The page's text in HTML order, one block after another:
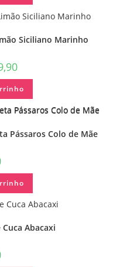
Siciliano Marinho
Pássaros Colo de Mãe
Abacaxi